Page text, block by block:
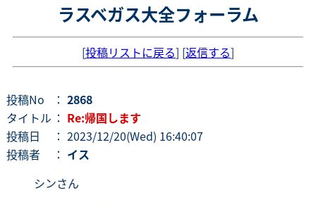
ラスベガス大全フォーラム
[投稿リストに戻る] [返信する]
投稿No ： 2868
タイトル ： Re:帰国します
投稿日
： 2023/12/20(Wed) 16:40:07
投稿者
： イス
シンさん